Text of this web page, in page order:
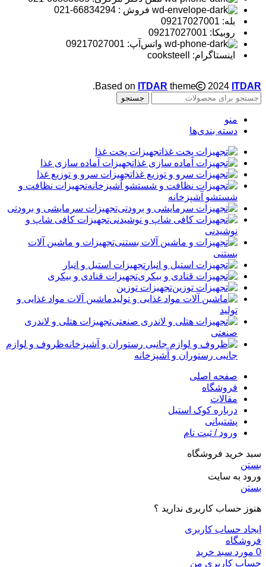
فروش : 66834294-021
بله: 09217027001
روبیکا: 09217027001
واتس‌آپ: 09217027001
اینستاگرام: cooksteell
Based on ITDAR theme 2024 ITDAR
.
جستجو
منو
دسته بندی‌ها
تجهیزات پخت غذا
تجهیزات آماده سازی غذا
تجهیزات سرو و توزیع غذا
تجهیزات نظافت و
شستشو آشپزخانه
تجهیزات سرمایشی و برودتی
تجهیزات کافی شاپ و
نوشیدنی
تجهیزات و ماشین آلات
بستنی
تجهیزات استیل و انبار
تجهیزات قنادی و بیکری
تجهیزات توزین
ماشین آلات مواد غذایی و
تولید
تجهیزات هتلی و لاندری
صنعتی
ظروف و لوازم
جانبی رستوران و آشپزخانه
صفحه اصلی
فروشگاه
مقالات
درباره کوک استیل
پشتیبانی
ورود / ثبت نام
سبد خرید فروشگاه
بستن
ورود به سایت
بستن
هنوز حساب کاربری ندارید ؟
ایجاد حساب کاربری
فروشگاه
0 مورد سبد خرید
حساب کاربری من